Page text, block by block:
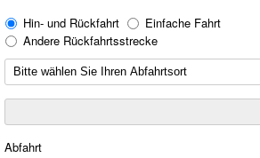
Hin- und Rückfahrt
Einfache Fahrt
Andere Rückfahrtsstrecke
Abfahrt